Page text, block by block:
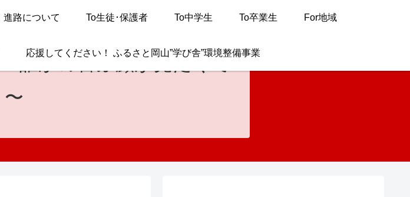
進路について To生徒･保護者 To中学生 To卒業生 For地域
応援してください！ ふるさと岡山”学び舎”環境整備事業
〜 誰かの喜ぶ顔が見たくて
〜